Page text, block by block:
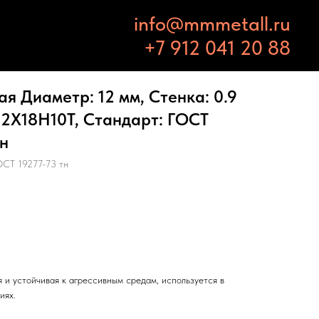
info@mmmetall.ru
+7 912 041 20 88
Диаметр: 12 мм, Стенка: 0.9
Стандарт: ГОСТ
19277-73 тн
устойчивая к агрессивным средам, используется в